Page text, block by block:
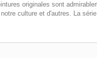
originales sont
culture et d'autres. La